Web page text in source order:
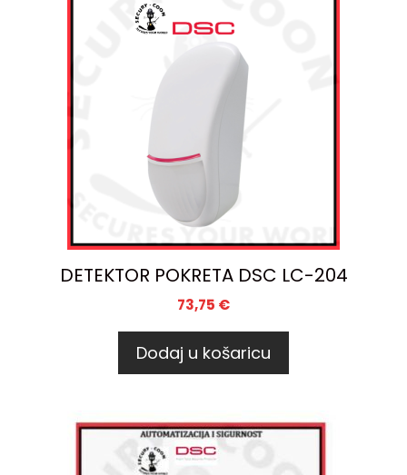
DETEKTOR POKRETA DSC LC-204
73,75 €
Dodaj u košaricu